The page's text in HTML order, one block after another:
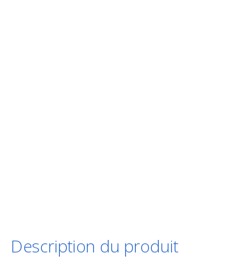
Description du produit